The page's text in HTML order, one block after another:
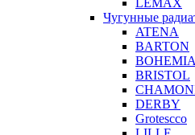
LEMAX
Чугунные
ATENA
BARTON
BOHEMIA
BRISTOL
DERBY
Grotescco